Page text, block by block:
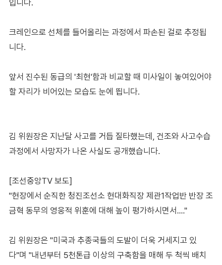
입니다.
크레인으로 선체를 들어올리는 과정에서 파손된 걸로 추정됩
니다.
앞서 진수된 동급의 '최현'함과 비교할 때 미사일이 놓여있어야
할 자리가 비어있는 모습도 눈에 띕니다.
김 위원장은 지난달 사고를 거듭 질타했는데, 건조와 사고수습
과정에서 사망자가 나온 사실도 공개했습니다.
[조선중앙TV 보도]
"현장에서 순직한 청진조선소 현대화직장 제관1작업반 반장 조
금혁 동무의 영웅적 위훈에 대해 높이 평가하시면서…."
김 위원장은 "미국과 추종국들의 도발이 더욱 거세지고 있
다"며 "내년부터 5천톤급 이상의 구축함을 매해 두 척씩 배치